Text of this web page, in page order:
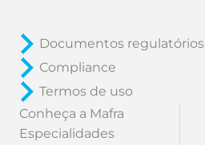
Documentos regulatórios
Compliance
Termos de uso
Conheça a Mafra
Especialidades